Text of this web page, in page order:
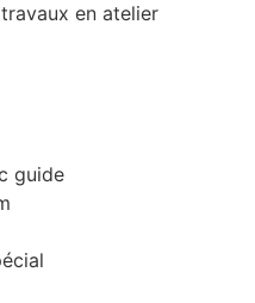
en atelier
guide